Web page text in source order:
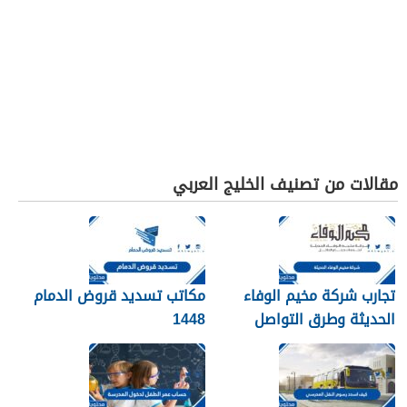
مقالات من تصنيف الخليج العربي
تجارب شركة مخيم الوفاء
الحديثة وطرق التواصل
معهم 1448
مكاتب تسديد قروض الدمام
1448